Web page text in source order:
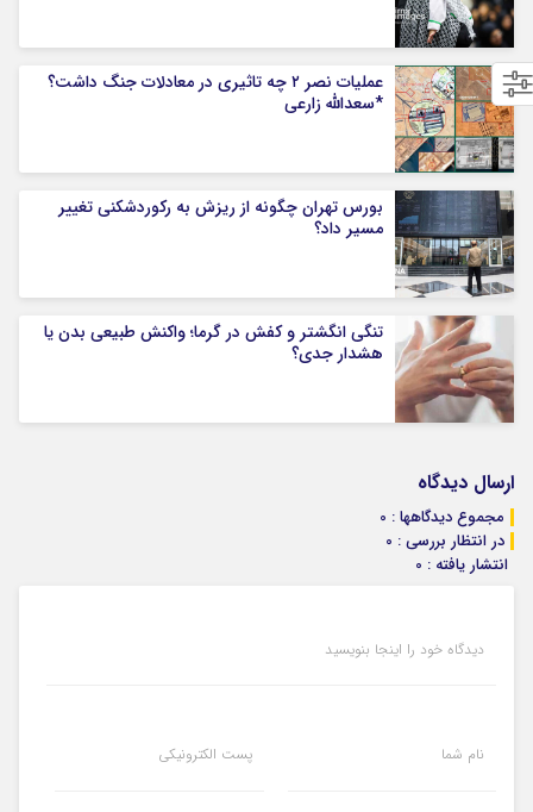
عملیات نصر ۲ چه تاثیری در معادلات جنگ داشت؟
*سعدالله زارعی
بورس تهران چگونه از ریزش به رکوردشکنی تغییر
مسیر داد؟
تنگی انگشتر و کفش در گرما؛ واکنش طبیعی بدن یا
هشدار جدی؟
ارسال دیدگاه
مجموع دیدگاهها : 0
در انتظار بررسی : 0
انتشار یافته : 0
دیدگاه خود را اینجا بنویسید
نام شما پست الکترونیکی